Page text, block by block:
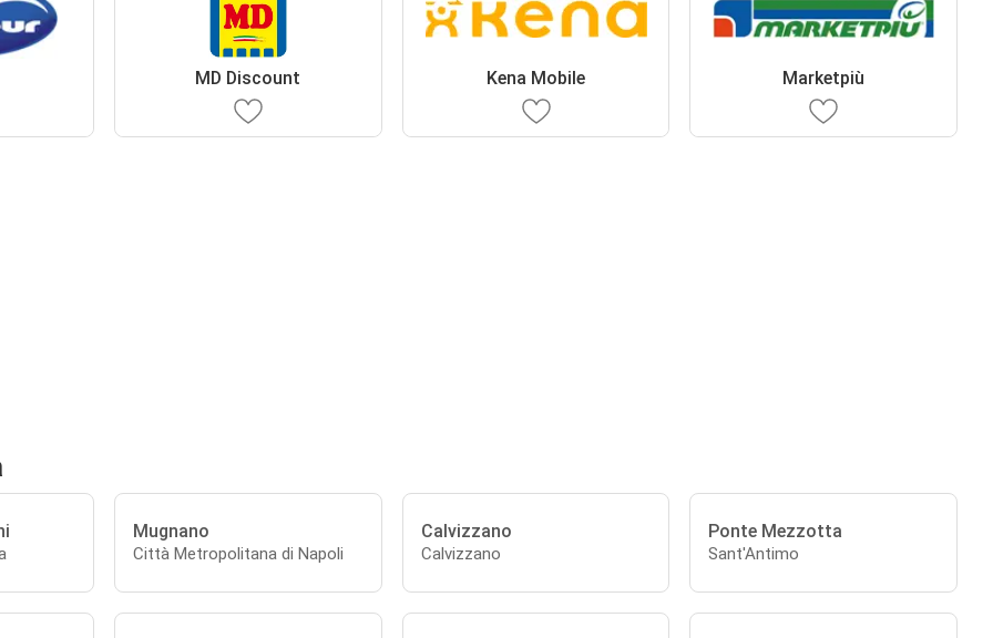
MD Discount Kena Mobile Marketpiù
Mugnano
Città Metropolitana di Napoli
Calvizzano
Calvizzano
Ponte Mezzotta
Sant'Antimo